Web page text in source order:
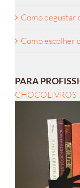
Como degustar
Como escolher
PARA
CHOCOLIVROS